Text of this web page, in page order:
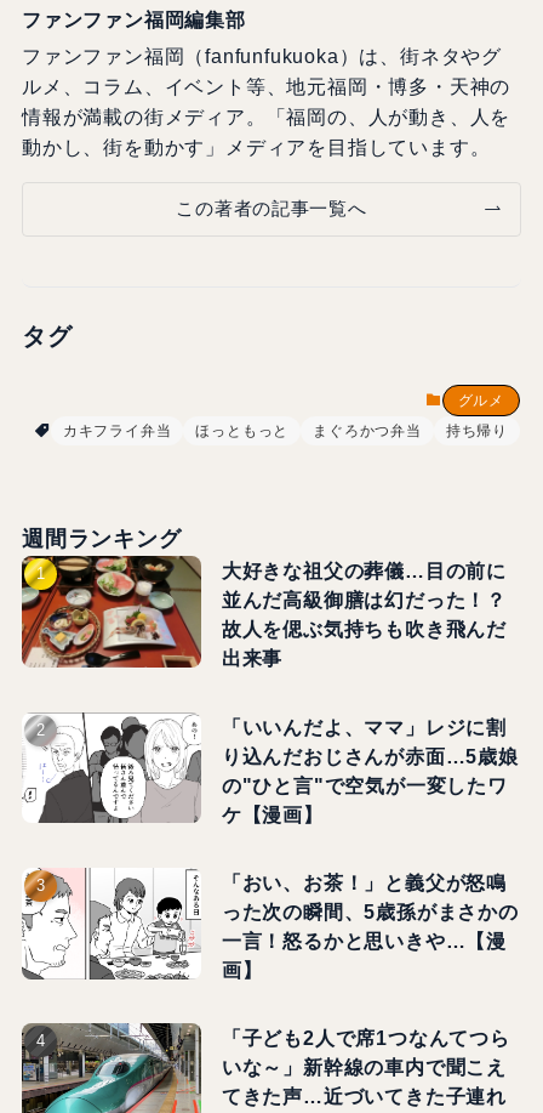
ファンファン福岡編集部
ファンファン福岡（fanfunfukuoka）は、街ネタやグ
ルメ、コラム、イベント等、地元福岡・博多・天神の
情報が満載の街メディア。「福岡の、人が動き、人を
動かし、街を動かす」メディアを目指しています。
この著者の記事一覧へ
タグ
グルメ
カキフライ弁当
ほっともっと まぐろかつ弁当 持ち帰り
週間ランキング
大好きな祖父の葬儀…目の前に
並んだ高級御膳は幻だった！？
故人を偲ぶ気持ちも吹き飛んだ
出来事
「いいんだよ、ママ」レジに割
り込んだおじさんが赤面…5歳娘
の"ひと言"で空気が一変したワ
ケ【漫画】
「おい、お茶！」と義父が怒鳴
った次の瞬間、5歳孫がまさかの
一言！怒るかと思いきや…【漫
画】
「子ども2人で席1つなんてつら
いな～」新幹線の車内で聞こえ
てきた声…近づいてきた子連れ